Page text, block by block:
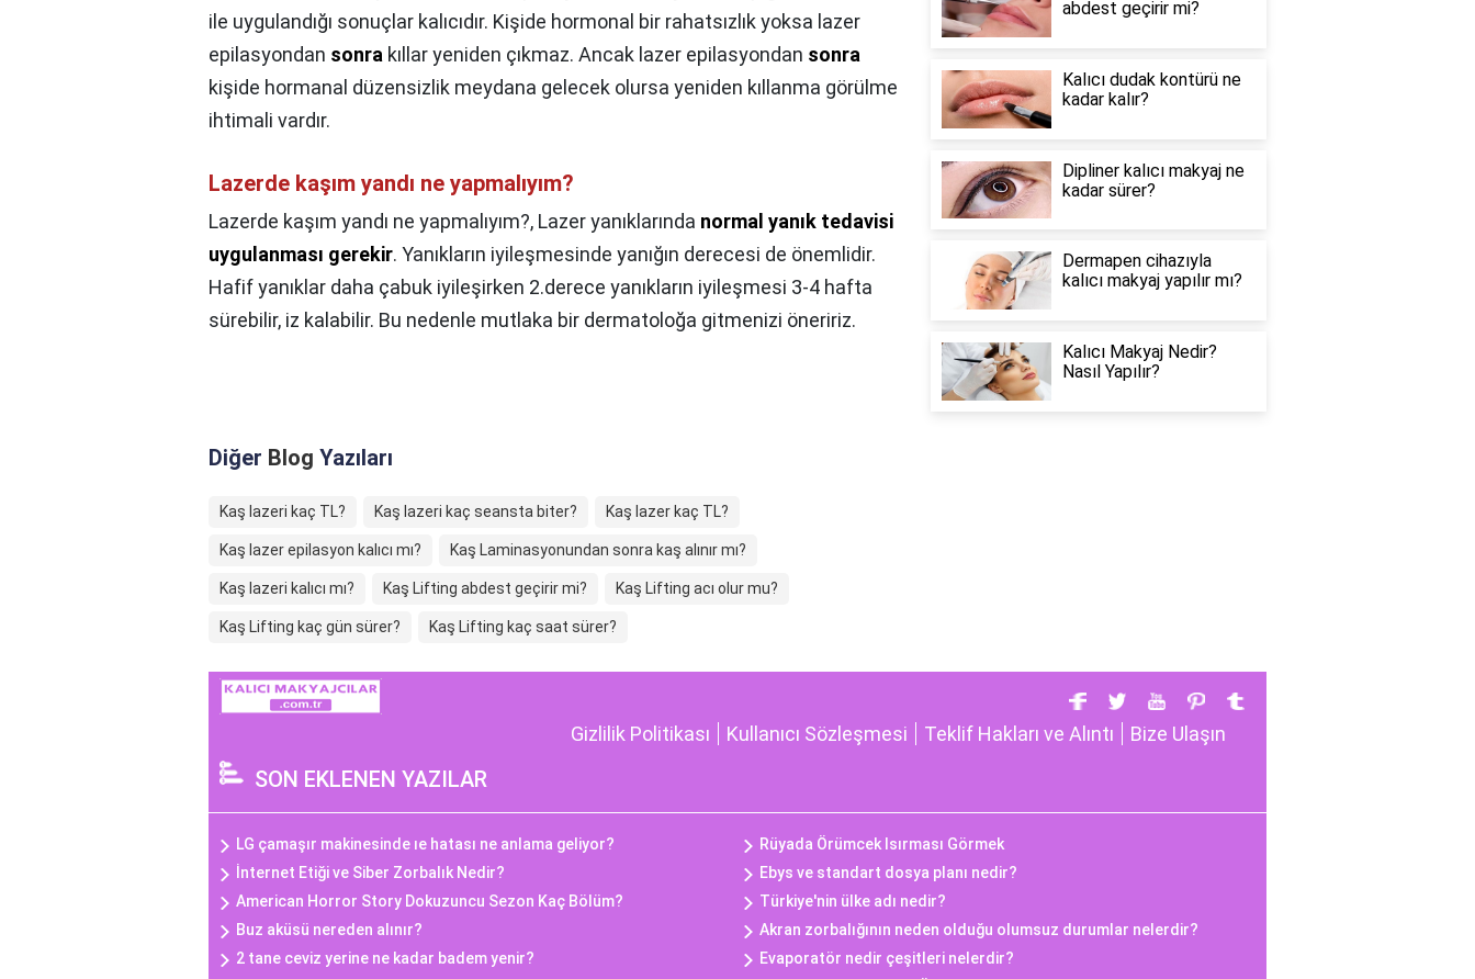
ile uygulandığı sonuçlar kalıcıdır. Kişide hormonal bir rahatsızlık yoksa lazer
epilasyondan sonra kıllar yeniden çıkmaz. Ancak lazer epilasyondan sonra
kişide hormanal düzensizlik meydana gelecek olursa yeniden kıllanma görülme
ihtimali vardır.
Lazerde kaşım yandı ne yapmalıyım?
Lazerde kaşım yandı ne yapmalıyım?, Lazer yanıklarında normal yanık tedavisi
uygulanması gerekir. Yanıkların iyileşmesinde yanığın derecesi de önemlidir.
Hafif yanıklar daha çabuk iyileşirken 2.derece yanıkların iyileşmesi 3-4 hafta
sürebilir, iz kalabilir. Bu nedenle mutlaka bir dermatoloğa gitmenizi öneririz.
Diğer Blog Yazıları
Kaş lazeri kaç TL? Kaş lazeri kaç seansta biter? Kaş lazer kaç TL?
Kaş lazer epilasyon kalıcı mı? Kaş Laminasyonundan sonra kaş alınır mı?
Kaş lazeri kalıcı mı? Kaş Lifting abdest geçirir mi? Kaş Lifting acı olur mu?
Kaş Lifting kaç gün sürer? Kaş Lifting kaç saat sürer?
abdest geçirir mi?
Kalıcı dudak kontürü ne
kadar kalır?
Dipliner kalıcı makyaj ne
kadar sürer?
Dermapen cihazıyla
kalıcı makyaj yapılır mı?
Kalıcı Makyaj Nedir?
Nasıl Yapılır?
Gizlilik Politikası Kullanıcı Sözleşmesi Teklif Hakları ve Alıntı Bize Ulaşın
SON EKLENEN YAZILAR
LG çamaşır makinesinde ıe hatası ne anlama geliyor?
Rüyada Örümcek Isırması Görmek
İnternet Etiği ve Siber Zorbalık Nedir?
Ebys ve standart dosya planı nedir?
American Horror Story Dokuzuncu Sezon Kaç Bölüm?
Türkiye'nin ülke adı nedir?
Buz aküsü nereden alınır?
Akran zorbalığının neden olduğu olumsuz durumlar nelerdir?
2 tane ceviz yerine ne kadar badem yenir?
Evaporatör nedir çeşitleri nelerdir?